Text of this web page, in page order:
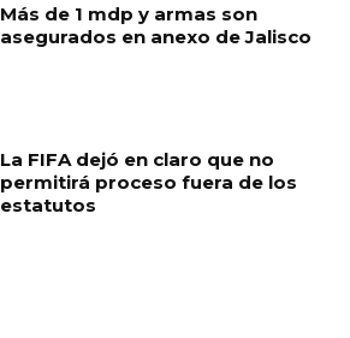
Más de 1 mdp y armas son
asegurados en anexo de Jalisco
La FIFA dejó en claro que no
permitirá proceso fuera de los
estatutos